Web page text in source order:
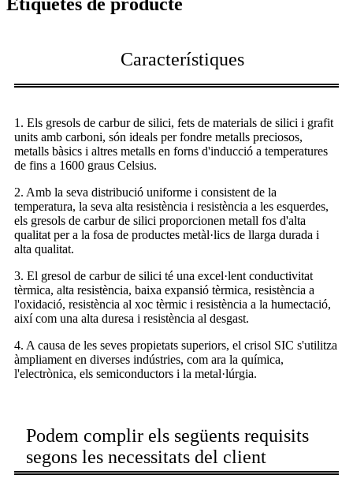
Etiquetes de producte
Característiques
1. Els gresols de carbur de silici, fets de materials de silici i grafit
units amb carboni, són ideals per fondre metalls preciosos,
metalls bàsics i altres metalls en forns d'inducció a temperatures
de fins a 1600 graus Celsius.
2. Amb la seva distribució uniforme i consistent de la
temperatura, la seva alta resistència i resistència a les esquerdes,
els gresols de carbur de silici proporcionen metall fos d'alta
qualitat per a la fosa de productes metàl·lics de llarga durada i
alta qualitat.
3. El gresol de carbur de silici té una excel·lent conductivitat
tèrmica, alta resistència, baixa expansió tèrmica, resistència a
l'oxidació, resistència al xoc tèrmic i resistència a la humectació,
així com una alta duresa i resistència al desgast.
4. A causa de les seves propietats superiors, el crisol SIC s'utilitza
àmpliament en diverses indústries, com ara la química,
l'electrònica, els semiconductors i la metal·lúrgia.
Podem complir els següents requisits
segons les necessitats del client